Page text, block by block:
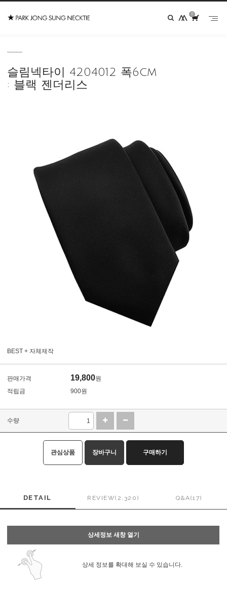
0
슬림넥타이 4204012 폭6cm
: 블랙 젠더리스
BEST + 자체제작
판매가격 19,800원
적립금
900원
수량
관심상품 장바구니 구매하기
DETAIL REVIEW(2,320) Q&A(17)
상세정보 새창 열기
상세 정보를 확대해 보실 수 있습니다.